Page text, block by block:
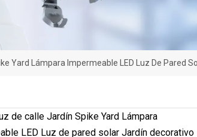
Yard Lámpara Impermeable LED Luz De Pared